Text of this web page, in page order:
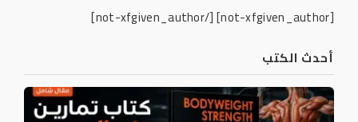
أحدث الكتب
[not-xfgiven_author]
[/not-xfgiven_author]